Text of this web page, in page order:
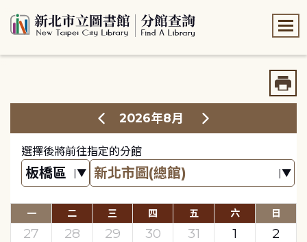
2026年8月
選擇後將前往指定的分館
一 二 三 四 五 六 日
27 28 29 30 31 1
2